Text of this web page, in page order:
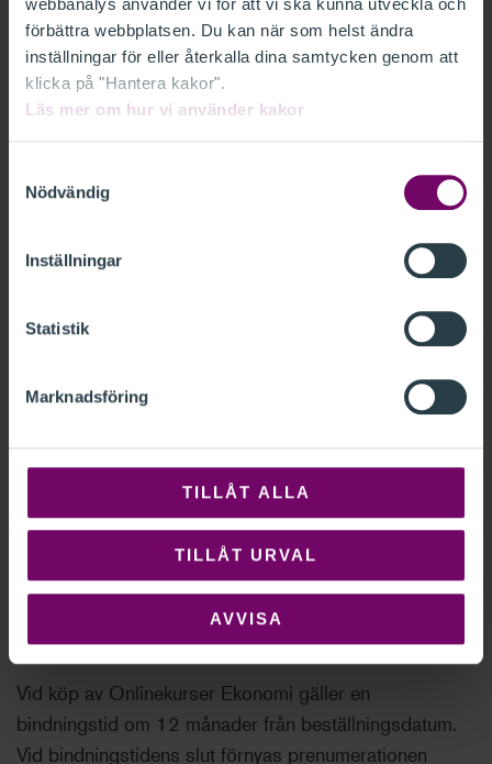
webbanalys använder vi för att vi ska kunna utveckla och
förbättra webbplatsen. Du kan när som helst ändra
inställningar för eller återkalla dina samtycken genom att
klicka på "Hantera kakor".
Läs mer om hur vi använder kakor
Nödvändig
Inställningar
Statistik
Marknadsföring
TILLÅT ALLA
TILLÅT URVAL
AVVISA
Moms ( 8)
Fastighet
Hållbarhet (1)
Så här fungerar det
Vid köp av Onlinekurser Ekonomi gäller en
bindningstid om 12 månader från beställningsdatum.
Vid bindningstidens slut förnyas prenumerationen